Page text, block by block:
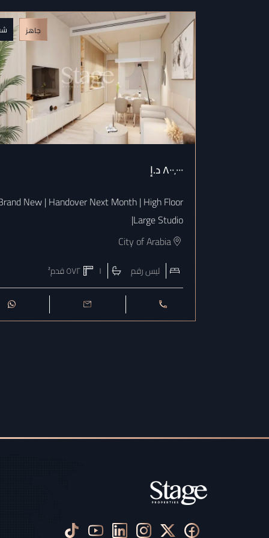
جاهز
٨٠٠٬٠٠٠د.إ
New | Handover Next Month | High Floor
|Large Studio
City of Arabia
ليس رقم ١ ٥٧٢قدم²